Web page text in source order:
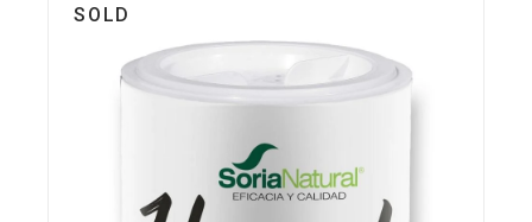
SOLD